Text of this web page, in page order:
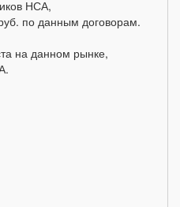
НСА,
по данным договорам.
на данном рынке,